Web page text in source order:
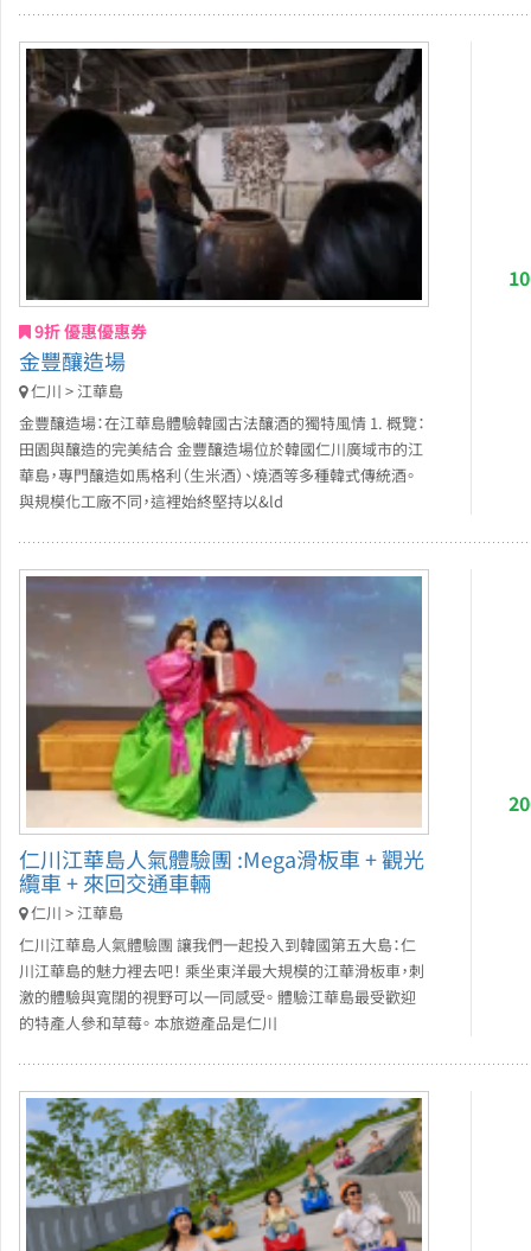
9折 優惠優惠券
金豐釀造場
仁川 > 江華島
金豐釀造場：在江華島體驗韓國古法釀酒的獨特風情 1. 概覽：
田園與釀造的完美結合 金豐釀造場位於韓國仁川廣域市的江
華島，專門釀造如馬格利（生米酒）、燒酒等多種韓式傳統酒。
與規模化工廠不同，這裡始終堅持以&ld
仁川江華島人氣體驗團 :Mega滑板車 + 觀光
纜車 + 來回交通車輛
仁川 > 江華島
仁川江華島人氣體驗團 讓我們一起投入到韓國第五大島：仁
川江華島的魅力裡去吧！ 乘坐東洋最大規模的江華滑板車，刺
激的體驗與寬闊的視野可以一同感受。 體驗江華島最受歡迎
的特產人參和草莓。 本旅遊產品是仁川